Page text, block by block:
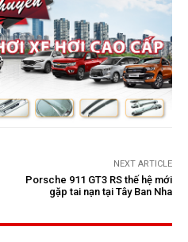
NEXT ARTICLE
Porsche 911 GT3 RS thế hệ mới
gặp tai nạn tại Tây Ban Nha